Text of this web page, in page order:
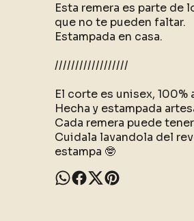
Esta remera es parte de
que no te pueden faltar.
Estampada en casa.
//////////////////
El corte es unisex,
Hecha y estampada
Cada remera puede
Cuidala lavandola del
estampa 🤓